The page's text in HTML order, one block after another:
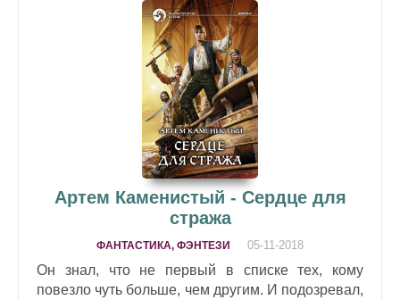
Артем Каменистый - Сердце для
стража
ФАНТАСТИКА, ФЭНТЕЗИ 05-11-2018
Он знал, что не первый в списке тех, кому
повезло чуть больше, чем другим. И подозревал,